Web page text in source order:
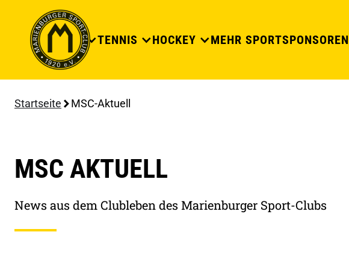
DER CLUB TENNIS HOCKEY MEHR SPORTSPONSOREN
Startseite MSC-Aktuell
MSC AKTUELL
News aus dem Clubleben des Marienburger Sport-Clubs